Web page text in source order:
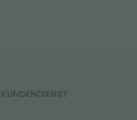
KUNDENDIENST